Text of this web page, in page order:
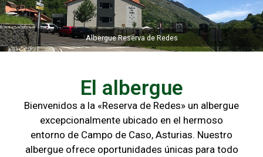
Albergue Reserva de Redes
El albergue
Bienvenidos a la «Reserva de Redes» un albergue
excepcionalmente ubicado en el hermoso
entorno de Campo de Caso, Asturias. Nuestro
albergue ofrece oportunidades únicas para todo